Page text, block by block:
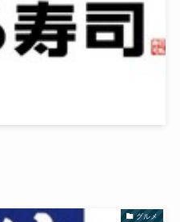
グルメ